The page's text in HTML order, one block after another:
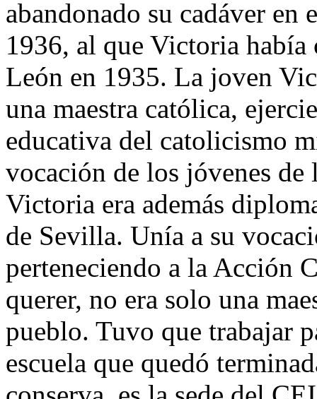
abandonado su cadáver
1936, al que Victoria había
León en 1935. La joven
una maestra católica,
educativa del catolicismo
vocación de los jóvenes
Victoria era además
de Sevilla. Unía a su
perteneciendo a la Acción
querer, no era solo una
pueblo. Tuvo que trabajar
escuela que quedó